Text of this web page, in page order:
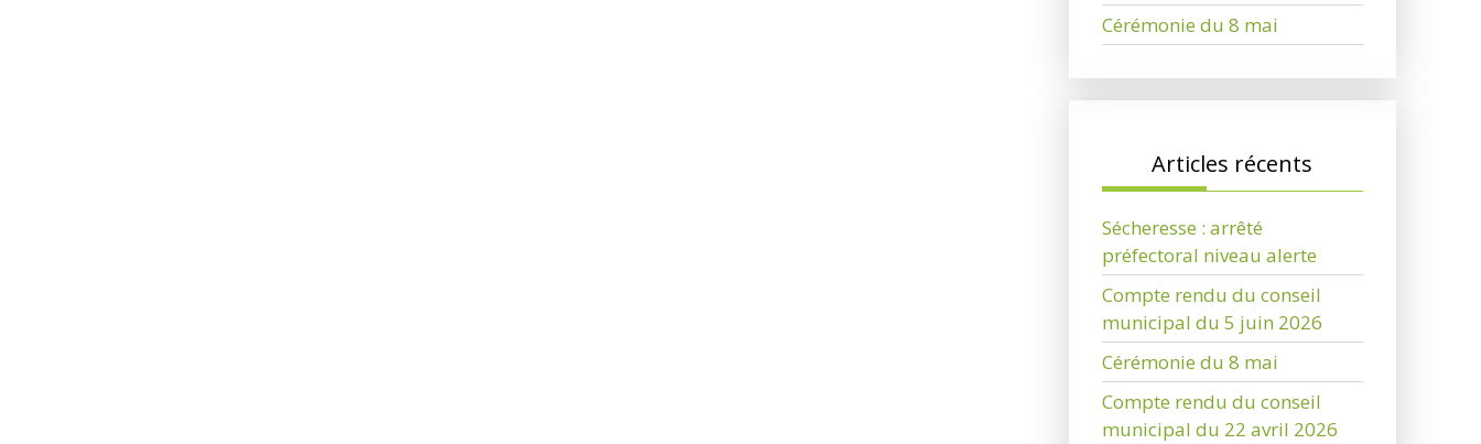
Cérémonie du 8 mai
Articles récents
Sécheresse : arrêté
préfectoral niveau alerte
Compte rendu du conseil
municipal du 5 juin 2026
Cérémonie du 8 mai
Compte rendu du conseil
municipal du 22 avril 2026